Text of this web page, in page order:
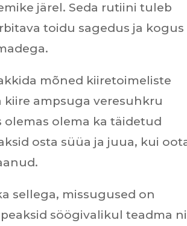
järel. Seda rutiini tuleb
toidu sagedus ja kogus
mõned kiiretoimeliste
ampsuga veresuhkru
olemas olema ka täidetud
osta süüa ja juua, kui
sellega, missugused on
söögivalikul teadma